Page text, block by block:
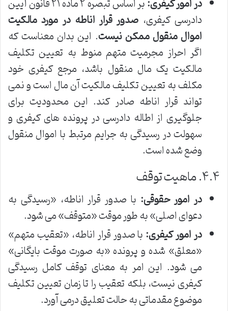
در امور کیفری:
بر اساس تبصره ۲ ماده ۲۱ قانون آیین
دادرسی کیفری، صدور قرار اناطه در مورد مالکیت
اموال منقول ممکن نیست. این بدان معناست که
اگر احراز مجرمیت متهم منوط به تعیین تکلیف
مالکیت یک مال منقول باشد، مرجع کیفری خود
مکلف به تعیین تکلیف مالکیت آن مال است و نمی
تواند قرار اناطه صادر کند. این محدودیت برای
جلوگیری از اطاله دادرسی در پرونده های کیفری و
سهولت در رسیدگی به جرایم مرتبط با اموال منقول
وضع شده است.
۴.۴. ماهیت توقف
در امور حقوقی: با صدور قرار اناطه، «رسیدگی به
دعوای اصلی» به طور موقت «متوقف» می شود.
در امور کیفری:با صدور قرار اناطه، «تعقیب متهم»
«معلق» شده و پرونده «به صورت موقت بایگانی»
می شود. این امر به معنای توقف کامل رسیدگی
کیفری نیست، بلکه تعقیب را تا زمان تعیین تکلیف
موضوع مقدماتی به حالت تعلیق درمی آورد.